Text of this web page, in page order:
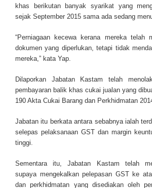
khas berikutan banyak syarikat yang
sejak September 2015 sama ada sedang
“Perniagaan kecewa kerana mereka telah
dokumen yang diperlukan, tetapi tidak
mereka,” kata Yap.
Dilaporkan Jabatan Kastam telah
pembayaran balik khas cukai jualan yang
190 Akta Cukai Barang dan Perkhidmatan
Jabatan itu berkata antara sebabnya ialah
selepas pelaksanaan GST dan margin
tinggi.
Sementara itu, Jabatan Kastam telah
supaya mengekalkan pelepasan GST ke
dan perkhidmatan yang disediakan oleh